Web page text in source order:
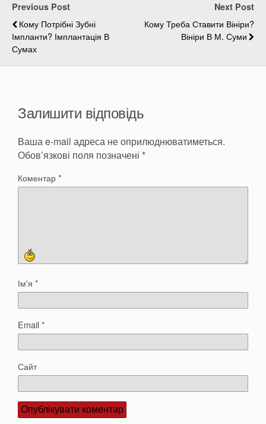
Previous Post
Кому Потрібні Зубні
Імпланти? Імплантація В
Сумах
Next Post
Кому Треба Ставити Вініри?
Вініри В М. Суми
Залишити відповідь
Ваша e-mail адреса не оприлюднюватиметься.
Обов’язкові поля позначені *
Коментар*
Ім'я *
Email*
Сайт